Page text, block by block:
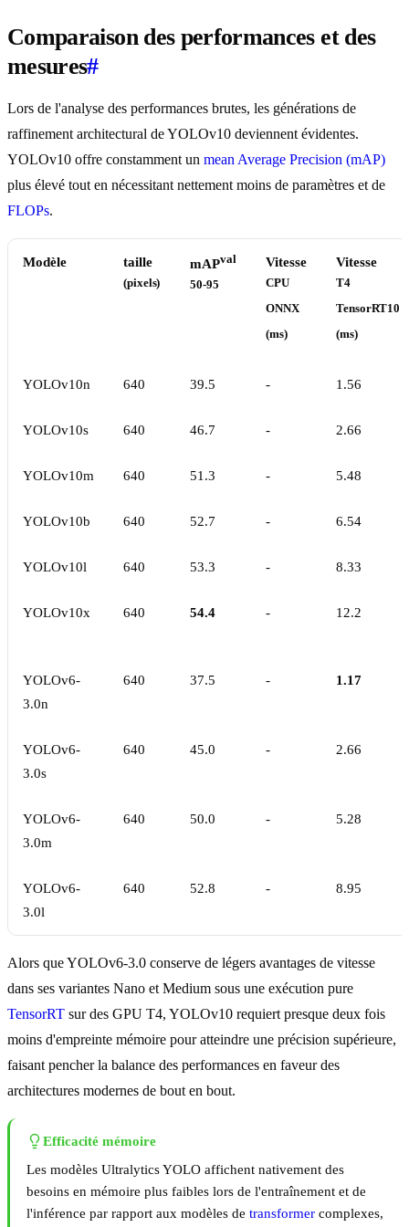
Comparaison des performances et des
mesures#
Lors de l'analyse des performances brutes, les générations de
raffinement architectural de YOLOv10 deviennent évidentes.
YOLOv10 offre constamment un mean Average Precision (mAP)
plus élevé tout en nécessitant nettement moins de paramètres et de
FLOPs.
Modèle taille
(pixels)
mAPval
50-95
Vitesse
CPU
ONNX
(ms)
Vitesse
T4
TensorRT10
(ms)
YOLOv10n 640 39.5 - 1.56
YOLOv10s 640 46.7 - 2.66
YOLOv10m 640 51.3 - 5.48
YOLOv10b 640 52.7 - 6.54
YOLOv10l 640 53.3 - 8.33
YOLOv10x 640 54.4 - 12.2
YOLOv6-
3.0n
640 37.5 - 1.17
YOLOv6-
3.0s
640 45.0 - 2.66
YOLOv6-
3.0m
640 50.0 - 5.28
YOLOv6-
3.0l
640 52.8 - 8.95
Alors que YOLOv6-3.0 conserve de légers avantages de vitesse
dans ses variantes Nano et Medium sous une exécution pure
TensorRT sur des GPU T4, YOLOv10 requiert presque deux fois
moins d'empreinte mémoire pour atteindre une précision supérieure,
faisant pencher la balance des performances en faveur des
architectures modernes de bout en bout.
Efficacité mémoire
Les modèles Ultralytics YOLO affichent nativement des
besoins en mémoire plus faibles lors de l'entraînement et de
l'inférence par rapport aux modèles de transformer complexes,